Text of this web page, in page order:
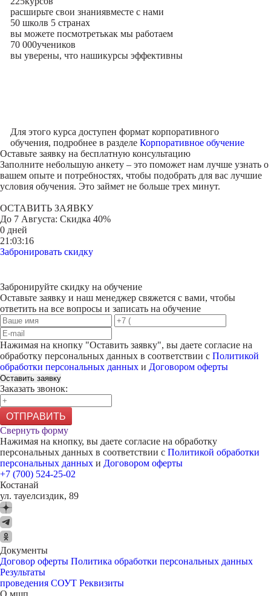
расширьте свои знаниявместе с нами
50 школв 5 странах
вы можете посмотретькак мы работаем
70 000учеников
вы уверены, что нашикурсы эффективны
Для этого курса доступен формат корпоративного
обучения, подробнее в разделе Корпоративное обучение
Оставьте заявку на бесплатную консультацию
Заполните небольшую анкету – это поможет нам лучше узнать о
вашем опыте и потребностях, чтобы подобрать для вас лучшие
условия обучения. Это займет не больше трех минут.
ОСТАВИТЬ ЗАЯВКУ
До 7 Августа: Скидка 40%
0 дней
21:03:16
Забронировать скидку
Забронируйте скидку на обучение
Оставьте заявку и наш менеджер свяжется с вами, чтобы
ответить на все вопросы и записать на обучение
Нажимая на кнопку "Оставить заявку", вы даете согласие на
обработку персональных данных в соответствии с Политикой
обработки персональных данных и Договором оферты
Оставить заявку
Заказать звонок:
ОТПРАВИТЬ
Свернуть форму
Нажимая на кнопку, вы даете согласие на обработку
персональных данных в соответствии с Политикой обработки
персональных данных и Договором оферты
+7 (700) 524-25-02
Костанай
ул. тауелсиздик, 89
Документы
Договор оферты Политика обработки персональных данных
Результаты
проведения СОУТ Реквизиты
О мшп